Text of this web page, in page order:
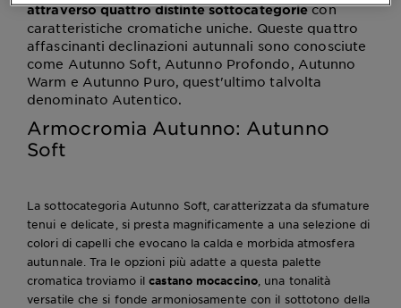
attraverso quattro distinte sottocategoriecon
caratteristiche cromatiche uniche. Queste quattro
affascinanti declinazioni autunnali sono conosciute
come Autunno Soft, Autunno Profondo, Autunno
Warm e Autunno Puro, quest'ultimo talvolta
denominato Autentico.
Armocromia Autunno: Autunno
Soft
La sottocategoria Autunno Soft, caratterizzata da sfumature
tenui e delicate, si presta magnificamente a una selezione di
colori di capelli che evocano la calda e morbida atmosfera
autunnale. Tra le opzioni più adatte a questa palette
cromatica troviamo ilcastano mocaccino, una tonalità
versatile che si fonde armoniosamente con il sottotono della